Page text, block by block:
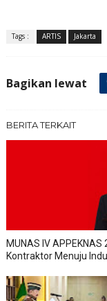
Tags : ARTIS Jakarta
Bagikan lewat
BERITA TERKAIT
MUNAS IV
Kontraktor Menuju